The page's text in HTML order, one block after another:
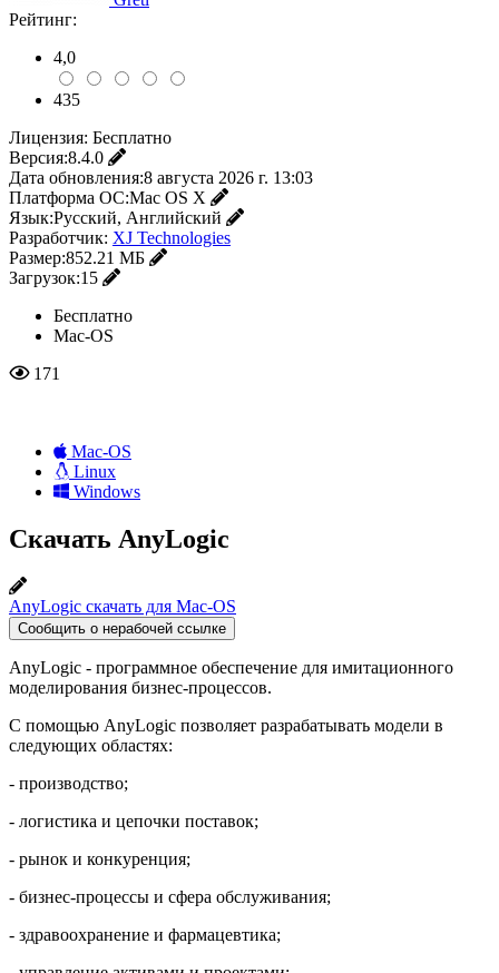
Рейтинг:
4,0
435
Лицензия: Бесплатно
Версия:8.4.0
Дата обновления:8 августа 2026 г. 13:03
Платформа ОС:Mac OS X
Язык:Русский, Английский
Разработчик: XJ Technologies
Размер:852.21 МБ
Загрузок:15
Бесплатно
Mac-OS
171
Mac-OS
Linux
Windows
Скачать AnyLogic
AnyLogic скачать для Mac-OS
Сообщить о нерабочей ссылке
AnyLogic - программное обеспечение для имитационного
моделирования бизнес-процессов.
С помощью AnyLogic позволяет разрабатывать модели в
следующих областях:
- производство;
- логистика и цепочки поставок;
- рынок и конкуренция;
- бизнес-процессы и сфера обслуживания;
- здравоохранение и фармацевтика;